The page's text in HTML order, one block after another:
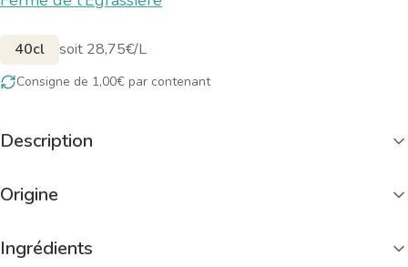
40cl soit 28,75€/L
Consigne de 1,00€ par contenant
Description
Origine
Ingrédients